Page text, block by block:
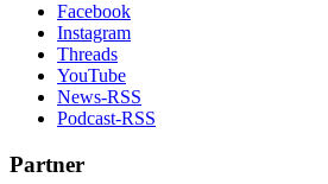
Facebook
Instagram
Threads
YouTube
News-RSS
Podcast-RSS
Partner